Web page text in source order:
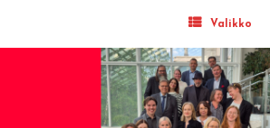
Valikko